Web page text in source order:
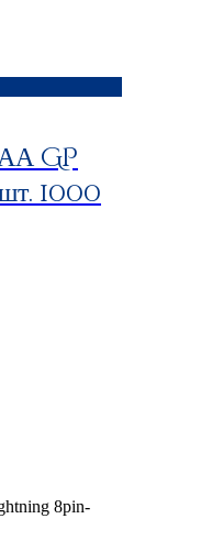
GP
1000
8pin-